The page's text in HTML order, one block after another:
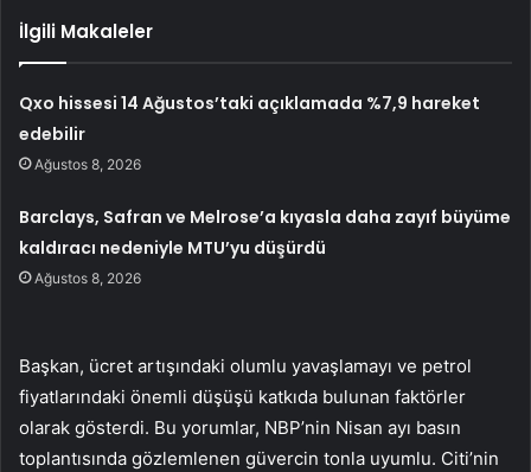
İlgili Makaleler
Qxo hissesi 14 Ağustos’taki açıklamada %7,9 hareket
edebilir
Ağustos 8, 2026
Barclays, Safran ve Melrose’a kıyasla daha zayıf büyüme
kaldıracı nedeniyle MTU’yu düşürdü
Ağustos 8, 2026
Başkan, ücret artışındaki olumlu yavaşlamayı ve petrol
fiyatlarındaki önemli düşüşü katkıda bulunan faktörler
olarak gösterdi. Bu yorumlar, NBP’nin Nisan ayı basın
toplantısında gözlemlenen güvercin tonla uyumlu. Citi’nin